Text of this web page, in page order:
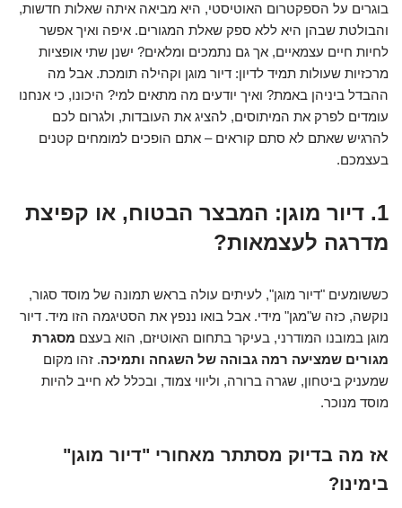
בוגרים על הספקטרום האוטיסטי, היא מביאה איתה שאלות חדשות,
והבולטת שבהן היא ללא ספק שאלת המגורים. איפה ואיך אפשר
לחיות חיים עצמאיים, אך גם נתמכים ומלאים? ישנן שתי אופציות
מרכזיות שעולות תמיד לדיון: דיור מוגן וקהילה תומכת. אבל מה
ההבדל ביניהן באמת? ואיך יודעים מה מתאים למי? היכונו, כי אנחנו
עומדים לפרק את המיתוסים, להציג את העובדות, ולגרום לכם
להרגיש שאתם לא סתם קוראים – אתם הופכים למומחים קטנים
בעצמכם.
1. דיור מוגן: המבצר הבטוח, או קפיצת
מדרגה לעצמאות?
כששומעים "דיור מוגן", לעיתים עולה בראש תמונה של מוסד סגור,
נוקשה, כזה ש"מגן" מידי. אבל בואו ננפץ את הסטיגמה הזו מיד. דיור
מוגן במובנו המודרני, בעיקר בתחום האוטיזם, הוא בעצם מסגרת
מגורים שמציעה רמה גבוהה של השגחה ותמיכה. זהו מקום
שמעניק ביטחון, שגרה ברורה, וליווי צמוד, ובכלל לא חייב להיות
מוסד מנוכר.
אז מה בדיוק מסתתר מאחורי "דיור מוגן"
בימינו?